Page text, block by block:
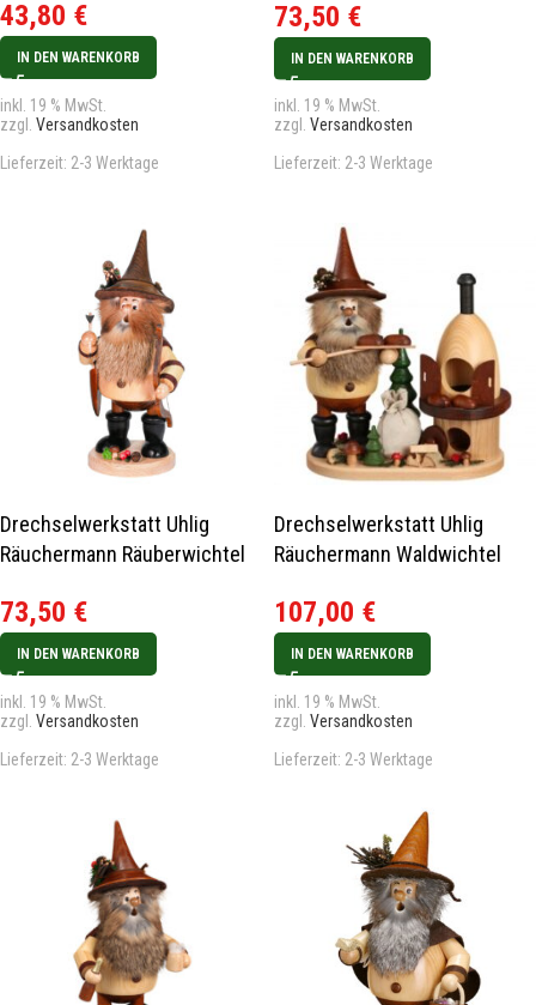
43,80 €
IN DEN WARENKORB
inkl. 19 % MwSt.
zzgl. Versandkosten
Lieferzeit: 2-3 Werktage
73,50 €
IN DEN WARENKORB
inkl. 19 % MwSt.
zzgl. Versandkosten
Lieferzeit: 2-3 Werktage
Drechselwerkstatt Uhlig
Räuchermann Räuberwichtel
73,50 €
IN DEN WARENKORB
inkl. 19 % MwSt.
zzgl. Versandkosten
Lieferzeit: 2-3 Werktage
Drechselwerkstatt Uhlig
Räuchermann Waldwichtel
107,00 €
IN DEN WARENKORB
inkl. 19 % MwSt.
zzgl. Versandkosten
Lieferzeit: 2-3 Werktage